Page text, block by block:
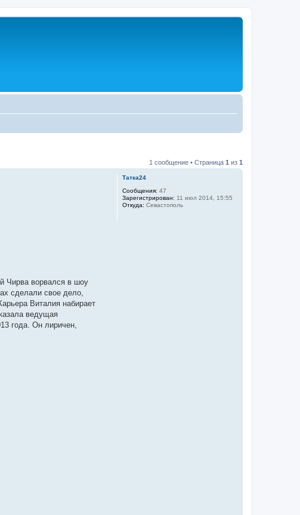
1 сообщение • Страница 1 из 1
Татка24
Сообщения: 47
Зарегистрирован: 11 июл 2014, 15:55
Откуда: Севастополь
Чирва ворвался в шоу
сделали свое дело,
Виталия набирает
ведущая
года. Он лиричен,